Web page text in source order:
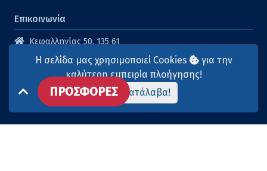
Επικοινωνία
Κεφαλληνίας 50, 135 61
Άγιοι Ανάργυροι
210 2614316
210 2615904
info@aqua-marina.gr
ΠΡΟΣΦΟΡΕΣ
Η σελίδα μας χρησιμοποιεί Cookies
για την
καλύτερη εμπειρία πλοήγησης!
Το κατάλαβα!